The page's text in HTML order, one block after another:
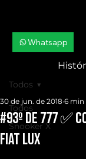
Whatsapp
Todos
Snooker X
Todos
#93º de 777 ✅
FIAT LUX
30 de jun. de 2018 6 min